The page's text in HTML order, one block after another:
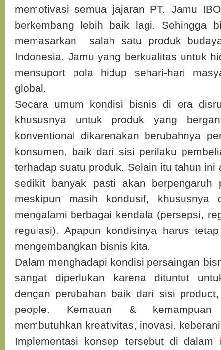
memotivasi semua jajaran PT. Jamu
berkembang lebih baik lagi. Sehingga
memasarkan salah satu produk
Indonesia. Jamu yang berkualitas untuk
mensuport pola hidup sehari-hari
global.
Secara umum kondisi bisnis di era
khususnya untuk produk yang
konventional dikarenakan berubahnya
konsumen, baik dari sisi perilaku
terhadap suatu produk. Selain itu tahun ini
sedikit banyak pasti akan berpengaruh
meskipun masih kondusif, khususnya
mengalami berbagai kendala (persepsi,
regulasi). Apapun kondisinya harus
mengembangkan bisnis kita.
Dalam menghadapi kondisi persaingan
sangat diperlukan karena dituntut
dengan perubahan baik dari sisi
people. Kemauan &
membutuhkan kreativitas, inovasi,
Implementasi konsep tersebut di dalam